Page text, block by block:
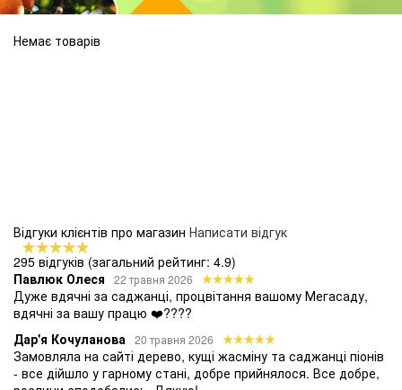
Немає товарів
Відгуки клієнтів про магазин Написати відгук
295 відгуків (загальний рейтинг: 4.9)
Павлюк Олеся
22 травня 2026
Дуже вдячні за саджанці, процвітання вашому Мегасаду,
вдячні за вашу працю ❤️????
Дар'я Кочуланова 20 травня 2026
Замовляла на сайті дерево, кущі жасміну та саджанці піонів
- все дійшло у гарному стані, добре прийнялося. Все добре,